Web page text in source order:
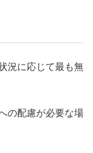
況に応じて最も無
の配慮が必要な場